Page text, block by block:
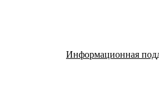
Информационная